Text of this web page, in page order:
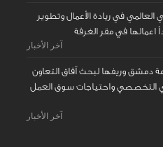
العالمي في ريادة الأعمال وتطوير
اعمالها في مقر الغرفة
آخر الأخبار
دمشق وريفها لبحث آفاق التعاون
التخصصي واحتياجات سوق العمل
آخر الأخبار